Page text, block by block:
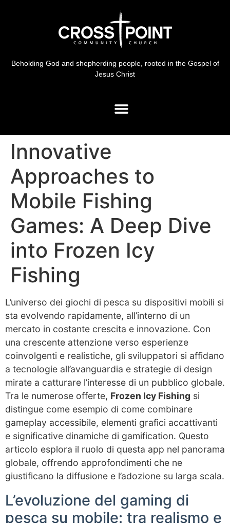
Beholding God and shepherding people, rooted in the Gospel of
Jesus Christ
Innovative
Approaches to
Mobile Fishing
Games: A Deep Dive
into Frozen Icy
Fishing
L’universo dei giochi di pesca su dispositivi mobili si
sta evolvendo rapidamente, all’interno di un
mercato in costante crescita e innovazione. Con
una crescente attenzione verso esperienze
coinvolgenti e realistiche, gli sviluppatori si affidano
a tecnologie all’avanguardia e strategie di design
mirate a catturare l’interesse di un pubblico globale.
Tra le numerose offerte, Frozen Icy Fishing si
distingue come esempio di come combinare
gameplay accessibile, elementi grafici accattivanti
e significative dinamiche di gamification. Questo
articolo esplora il ruolo di questa app nel panorama
globale, offrendo approfondimenti che ne
giustificano la diffusione e l’adozione su larga scala.
L’evoluzione del gaming di
pesca su mobile: tra realismo e